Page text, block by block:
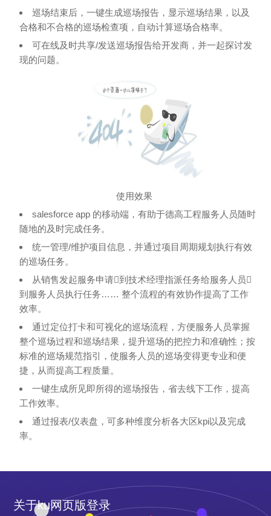
巡场结束后，一键生成巡场报告，显示巡场结果，以及
合格和不合格的巡场检查项，自动计算巡场合格率。
可在线及时共享/发送巡场报告给开发商，并一起探讨发
现的问题。
使用效果
salesforce app 的移动端，有助于德高工程服务人员随时
随地的及时完成任务。
统一管理/维护项目信息，并通过项目周期规划执行有效
的巡场任务。
从销售发起服务申请到技术经理指派任务给服务人员
到服务人员执行任务…… 整个流程的有效协作提高了工作
效率。
通过定位打卡和可视化的巡场流程，方便服务人员掌握
整个巡场过程和巡场结果，提升巡场的把控力和准确性；按
标准的巡场规范指引，使服务人员的巡场变得更专业和便
捷，从而提高工程质量。
一键生成所见即所得的巡场报告，省去线下工作，提高
工作效率。
通过报表/仪表盘，可多种维度分析各大区kpi以及完成
率。
关于ku网页版登录